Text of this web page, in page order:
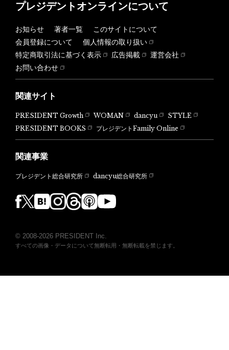
プレジデントオンラインについて
お知らせ 著者一覧
このサイトについて
会員登録について
個人情報の取り扱い
特定商取引法に基づく表示
広告掲載
運営会社
お問い合わせ
関連サイト
PRESIDENT Growth WOMAN dancyu
STYLE
PRESIDENT BOOKS
プレジデントFamily Online
関連事業
プレジデント総合研究所 dancyu総合研究所
© 2008-2026 PRESIDENT Inc.
すべての画像・データについて無断転用・無断転載を禁じます。